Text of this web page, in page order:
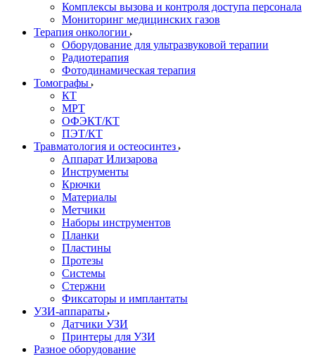
Комплексы вызова и контроля доступа персонала
Мониторинг медицинских газов
Терапия онкологии
Оборудование для ультразвуковой терапии
Радиотерапия
Фотодинамическая терапия
Томографы
КТ
МРТ
ОФЭКТ/КТ
ПЭТ/КТ
Травматология и остеосинтез
Аппарат Илизарова
Инструменты
Крючки
Материалы
Метчики
Наборы инструментов
Планки
Пластины
Протезы
Системы
Стержни
Фиксаторы и имплантаты
УЗИ-аппараты
Датчики УЗИ
Принтеры для УЗИ
Разное оборудование